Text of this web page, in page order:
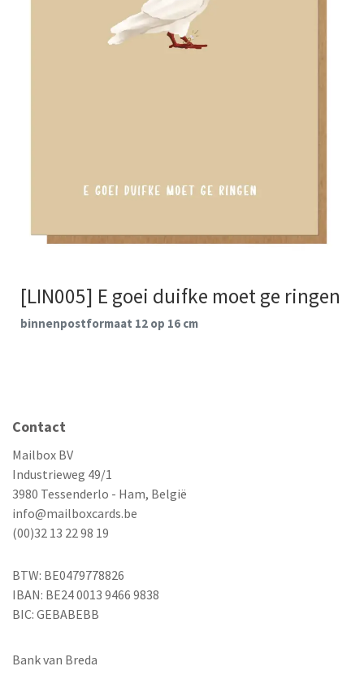
[LIN005] E goei duifke moet ge ringen
binnenpostformaat 12 op 16 cm
Contact
Mailbox BV
Industrieweg 49/1
3980 Tessenderlo - Ham, België
info@mailboxcards.be
(00)32 13 22 98 19
BTW: BE0479778826
IBAN: BE24 0013 9466 9838
BIC: GEBABEBB
Bank van Breda